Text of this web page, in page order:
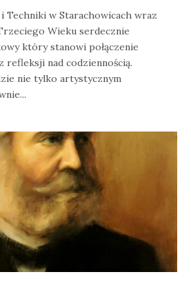
Techniki w Starachowicach wraz
Wieku serdecznie
który stanowi połączenie
refleksji nad codziennością.
nie tylko artystycznym